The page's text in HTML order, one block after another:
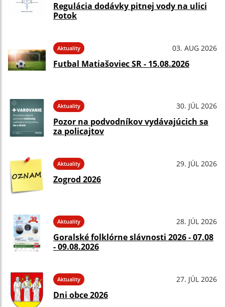
Regulácia dodávky pitnej vody na ulici
Potok
Aktuality 03. AUG 2026
Futbal Matiašoviec SR - 15.08.2026
Aktuality 30. JÚL 2026
Pozor na podvodníkov vydávajúcich sa
za policajtov
Aktuality 29. JÚL 2026
Zogrod 2026
Aktuality 28. JÚL 2026
Goralské folklórne slávnosti 2026 - 07.08
- 09.08.2026
Aktuality 27. JÚL 2026
Dni obce 2026